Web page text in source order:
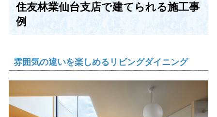
住友林業仙台支店で建てられる施工事
例
雰囲気の違いを楽しめるリビングダイニング